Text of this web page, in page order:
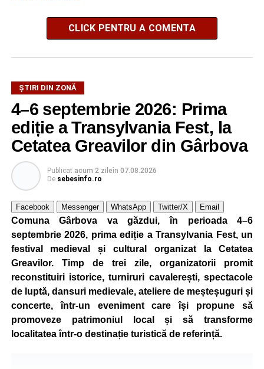
CLICK PENTRU A COMENTA
ȘTIRI DIN ZONĂ
4–6 septembrie 2026: Prima
ediție a Transylvania Fest, la
Cetatea Greavilor din Gârbova
Publicat acum 2 zileîn 07.08.2026
De sebesinfo.ro
Facebook Messenger WhatsApp Twitter/X Email
Comuna Gârbova va găzdui, în perioada 4–6
septembrie 2026, prima ediție a Transylvania Fest, un
festival medieval și cultural organizat la Cetatea
Greavilor. Timp de trei zile, organizatorii promit
reconstituiri istorice, turniruri cavalerești, spectacole
de luptă, dansuri medievale, ateliere de meșteșuguri și
concerte, într-un eveniment care își propune să
promoveze patrimoniul local și să transforme
localitatea într-o destinație turistică de referință.